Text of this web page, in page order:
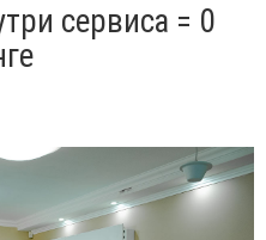
сервиса = 0